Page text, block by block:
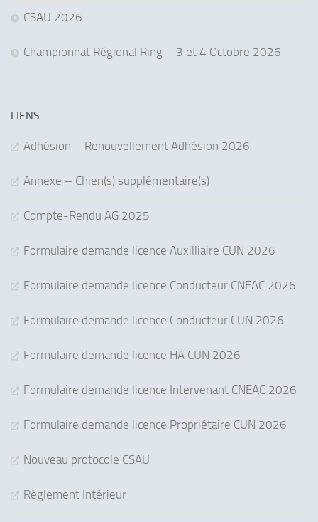
CSAU 2026
Championnat Régional Ring – 3 et 4 Octobre 2026
LIENS
Adhésion – Renouvellement Adhésion 2026
Annexe – Chien(s) supplémentaire(s)
Compte-Rendu AG 2025
Formulaire demande licence Auxilliaire CUN 2026
Formulaire demande licence Conducteur CNEAC 2026
Formulaire demande licence Conducteur CUN 2026
Formulaire demande licence HA CUN 2026
Formulaire demande licence Intervenant CNEAC 2026
Formulaire demande licence Propriétaire CUN 2026
Nouveau protocole CSAU
Règlement Intérieur